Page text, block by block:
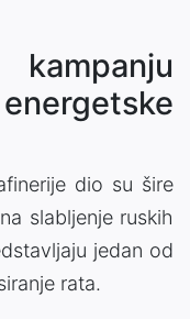
kampanju
dio su šire
slabljenje ruskih
jedan od
rata.